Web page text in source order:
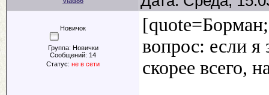
Новичок
Группа: Новички
Сообщений: 14
Статус: не в сети
вопрос: если я
скорее всего,